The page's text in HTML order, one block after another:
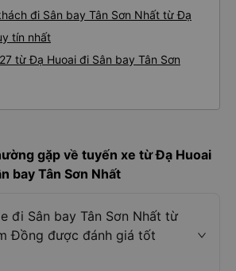
đi Sân bay Tân Sơn Nhất từ Đạ
tín nhất
từ Đạ Huoai đi Sân bay Tân Sơn
gặp về tuyến xe từ Đạ Huoai
bay Tân Sơn Nhất
đi Sân bay Tân Sơn Nhất từ
Đồng được đánh giá tốt